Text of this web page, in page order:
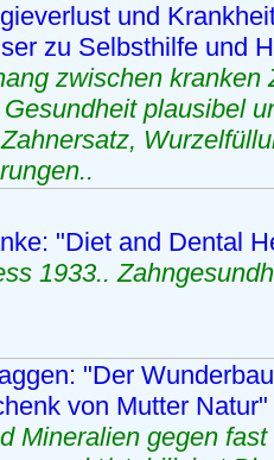
und
zu Selbsthilfe und
zwischen kranken
plausibel
"Diet and Dental
1933..
"Der
von Mutter Natur"
Mineralien gegen